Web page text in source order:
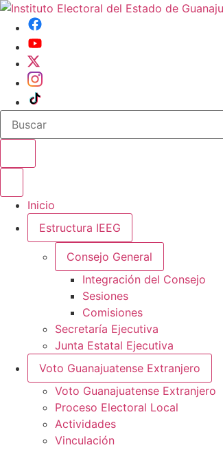
Buscar en el sitio
Inicio
Estructura IEEG
Consejo General
Integración del Consejo
Sesiones
Comisiones
Secretaría Ejecutiva
Junta Estatal Ejecutiva
Voto Guanajuatense Extranjero
Voto Guanajuatense Extranjero
Proceso Electoral Local
Actividades
Vinculación